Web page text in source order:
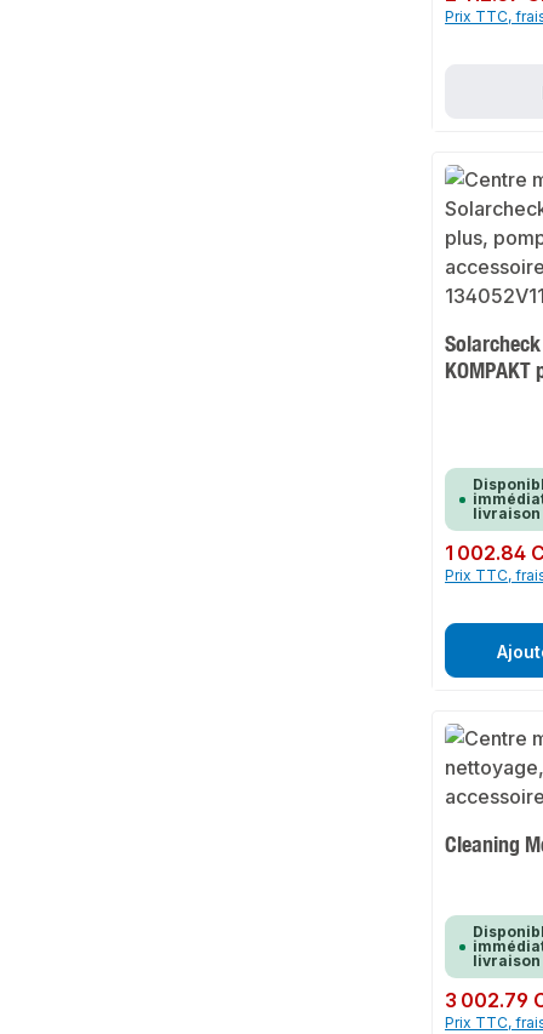
Prix TTC,
KOMPAKT
Prix régulier :
1 002.84
Prix TTC,
Cleaning
Prix régulier :
3 002.79
Prix TTC,